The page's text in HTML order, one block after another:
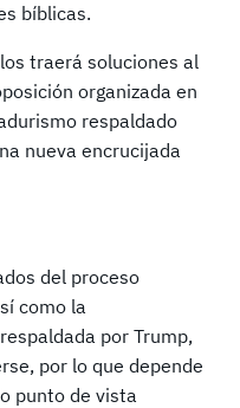
bíblicas.
traerá soluciones al
organizada en
respaldado
nueva encrucijada
del proceso
como la
por Trump,
por lo que depende
punto de vista